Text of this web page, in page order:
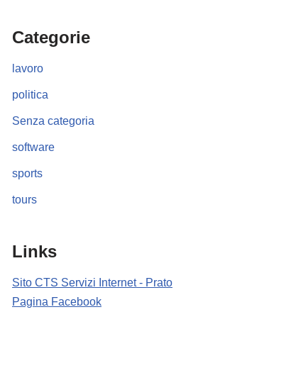
Categorie
lavoro
politica
Senza categoria
software
sports
tours
Links
Sito CTS Servizi Internet - Prato
Pagina Facebook